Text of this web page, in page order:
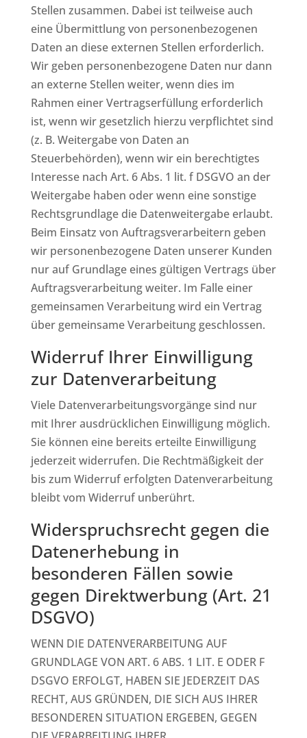
Stellen zusammen. Dabei ist teilweise auch
eine Übermittlung von personenbezogenen
Daten an diese externen Stellen erforderlich.
Wir geben personenbezogene Daten nur dann
an externe Stellen weiter, wenn dies im
Rahmen einer Vertragserfüllung erforderlich
ist, wenn wir gesetzlich hierzu verpflichtet sind
(z. B. Weitergabe von Daten an
Steuerbehörden), wenn wir ein berechtigtes
Interesse nach Art. 6 Abs. 1 lit. f DSGVO an der
Weitergabe haben oder wenn eine sonstige
Rechtsgrundlage die Datenweitergabe erlaubt.
Beim Einsatz von Auftragsverarbeitern geben
wir personenbezogene Daten unserer Kunden
nur auf Grundlage eines gültigen Vertrags über
Auftragsverarbeitung weiter. Im Falle einer
gemeinsamen Verarbeitung wird ein Vertrag
über gemeinsame Verarbeitung geschlossen.
Widerruf Ihrer Einwilligung
zur Datenverarbeitung
Viele Datenverarbeitungsvorgänge sind nur
mit Ihrer ausdrücklichen Einwilligung möglich.
Sie können eine bereits erteilte Einwilligung
jederzeit widerrufen. Die Rechtmäßigkeit der
bis zum Widerruf erfolgten Datenverarbeitung
bleibt vom Widerruf unberührt.
Widerspruchsrecht gegen die
Datenerhebung in
besonderen Fällen sowie
gegen Direktwerbung (Art. 21
DSGVO)
WENN DIE DATENVERARBEITUNG AUF
GRUNDLAGE VON ART. 6 ABS. 1 LIT. E ODER F
DSGVO ERFOLGT, HABEN SIE JEDERZEIT DAS
RECHT, AUS GRÜNDEN, DIE SICH AUS IHRER
BESONDEREN SITUATION ERGEBEN, GEGEN